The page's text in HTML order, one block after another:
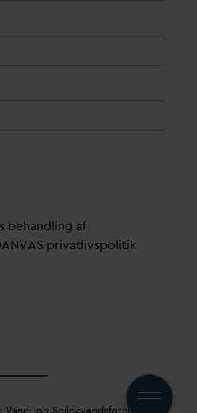
behandling af
privatlivspolitik
Vand- og Spildevandsforening